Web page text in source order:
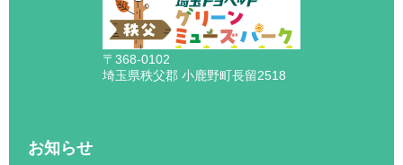
〒368-0102
埼玉県秩父郡 小鹿野町長留2518
お知らせ